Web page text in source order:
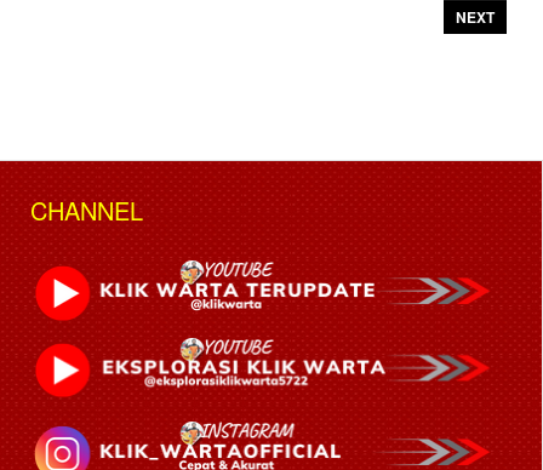
NEXT
CHANNEL